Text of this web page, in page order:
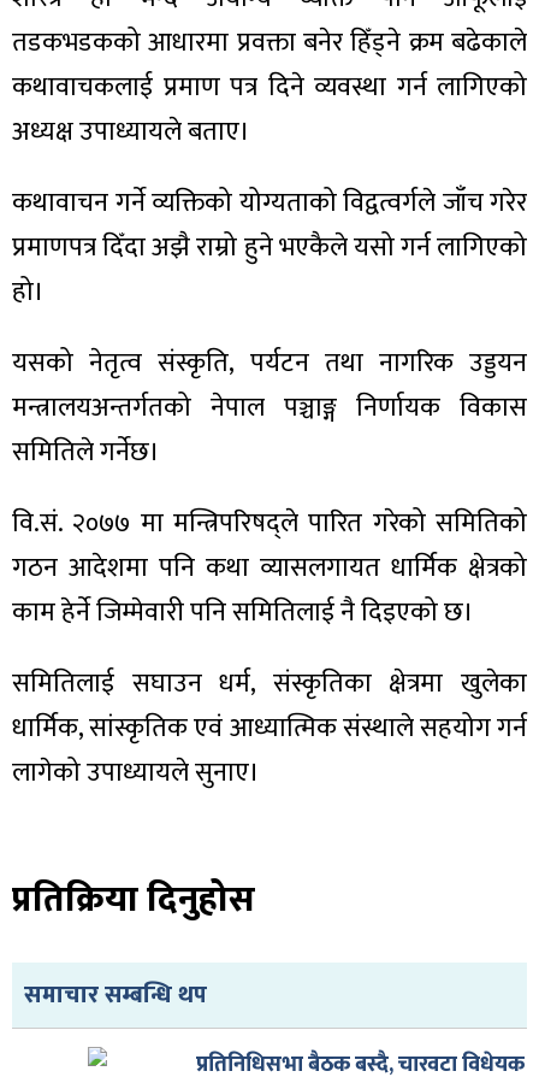
तडकभडकको आधारमा प्रवक्ता बनेर हिँड्ने क्रम बढेकाले
कथावाचकलाई प्रमाण पत्र दिने व्यवस्था गर्न लागिएको
अध्यक्ष उपाध्यायले बताए।
कथावाचन गर्ने व्यक्तिको योग्यताको विद्वत्वर्गले जाँच गरेर
प्रमाणपत्र दिँदा अझै राम्रो हुने भएकैले यसो गर्न लागिएको
हो।
यसको नेतृत्व संस्कृति, पर्यटन तथा नागरिक उड्डयन
मन्त्रालयअन्तर्गतको नेपाल पञ्चाङ्ग निर्णायक विकास
समितिले गर्नेछ।
वि.सं. २०७७ मा मन्त्रिपरिषद्ले पारित गरेको समितिको
गठन आदेशमा पनि कथा व्यासलगायत धार्मिक क्षेत्रको
काम हेर्ने जिम्मेवारी पनि समितिलाई नै दिइएको छ।
समितिलाई सघाउन धर्म, संस्कृतिका क्षेत्रमा खुलेका
धार्मिक, सांस्कृतिक एवं आध्यात्मिक संस्थाले सहयोग गर्न
लागेको उपाध्यायले सुनाए।
प्रतिक्रिया दिनुहोस
समाचार सम्बन्धि थप
प्रतिनिधिसभा बैठक बस्दै, चारवटा विधेयक